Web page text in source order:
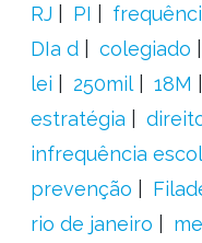
RJ
PI
DIa d
colegiado
lei
250mil 18M
estratégia
infrequência
prevenção
rio de janeiro